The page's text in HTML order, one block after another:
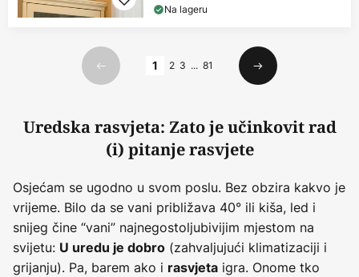
Na lageru
Prethodno
1 2 3 ... 81
Sljedeći
Uredska rasvjeta: Zato je učinkovit rad
(i) pitanje rasvjete
Osjećam se ugodno u svom poslu. Bez obzira kakvo je
vrijeme. Bilo da se vani približava 40° ili kiša, led i
snijeg čine “vani” najnegostoljubivijim mjestom na
svijetu: U uredu je dobro (zahvaljujući klimatizaciji i
grijanju). Pa, barem ako i rasvjeta igra. Onome tko